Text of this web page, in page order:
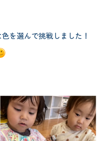
を選んで挑戦しました！